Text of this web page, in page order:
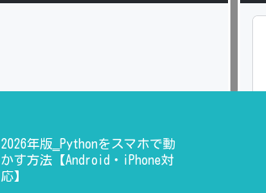
2026年版‗Pythonをスマホで動
かす方法【Android・iPhone対
応】